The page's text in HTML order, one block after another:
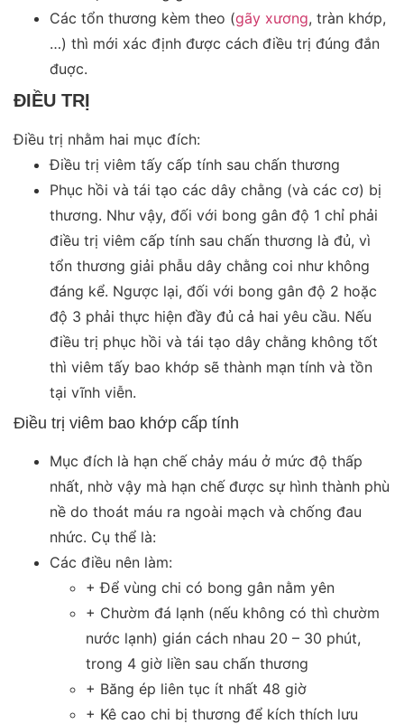
Các tổn thương kèm theo (gãy xương, tràn khớp,
…) thì mới xác định được cách điều trị đúng đắn
đuợc.
ĐIỀU TRỊ
Điều trị nhằm hai mục đích:
Điều trị viêm tấy cấp tính sau chấn thương
Phục hồi và tái tạo các dây chằng (và các cơ) bị
thương. Như vậy, đối với bong gân độ 1 chỉ phải
điều trị viêm cấp tính sau chấn thương là đủ, vì
tổn thương giải phẫu dây chằng coi như không
đáng kể. Ngược lại, đối với bong gân độ 2 hoặc
độ 3 phải thực hiện đầy đủ cả hai yêu cầu. Nếu
điều trị phục hồi và tái tạo dây chằng không tốt
thì viêm tấy bao khớp sẽ thành mạn tính và tồn
tại vĩnh viễn.
Điều trị viêm bao khớp cấp tính
Mục đích là hạn chế chảy máu ở mức độ thấp
nhất, nhờ vậy mà hạn chế được sự hình thành phù
nề do thoát máu ra ngoài mạch và chống đau
nhức. Cụ thể là:
Các điều nên làm:
+ Để vùng chi có bong gân nằm yên
+ Chườm đá lạnh (nếu không có thì chườm
nước lạnh) gián cách nhau 20 – 30 phút,
trong 4 giờ liền sau chấn thương
+ Băng ép liên tục ít nhất 48 giờ
+ Kê cao chi bị thương để kích thích lưu